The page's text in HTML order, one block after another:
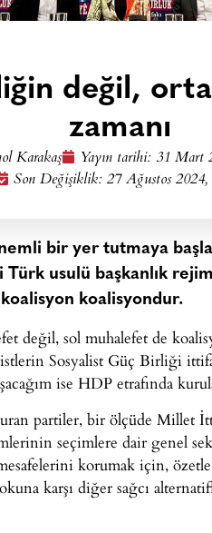
değil,
zamanı
Karakaş Yayın tarihi: 31 Mart
Son Değişiklik: 27 Ağustos
bir yer tutmaya
usulü başkanlık
koalisyondur.
değil, sol muhalefet de
Sosyalist Güç Birliği
ise HDP etrafında
partiler, bir ölçüde Millet
seçimlere dair genel
korumak için,
karşı diğer sağcı